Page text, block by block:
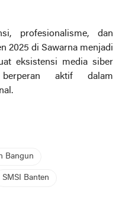
profesionalisme, dan
2025 di Sawarna menjadi
eksistensi media siber
aktif dalam
Bangun
SMSI Banten